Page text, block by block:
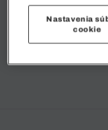
ZAČAŤ
Nastavenia
cookie